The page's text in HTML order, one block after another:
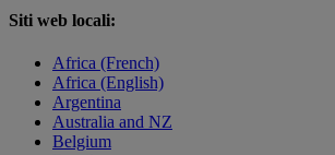
Siti web locali:
Africa (French)
Africa (English)
Argentina
Australia and NZ
Belgium